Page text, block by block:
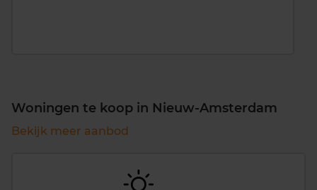
Woningen te koop in Nieuw-Amsterdam
Bekijk meer aanbod